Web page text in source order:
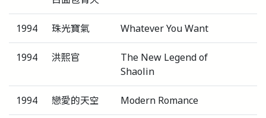
1994 珠光寶氣 Whatever You Want
1994 洪熙官
The New Legend of
Shaolin
1994 戀愛的天空 Modern Romance